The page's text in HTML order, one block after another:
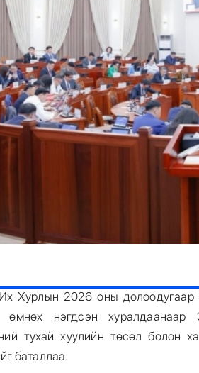
Хурлын 2026 оны
өмнөх нэгдсэн хуралдаанаар
тухай хуулийн төсөл болон
баталлаа.